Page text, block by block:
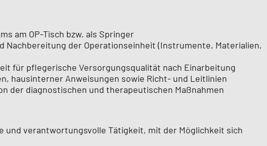
am OP-Tisch bzw. als Springer
Nachbereitung der Operationseinheit (Instrumente, Materialien,
für pflegerische Versorgungsqualität nach Einarbeitung
hausinterner Anweisungen sowie Richt- und Leitlinien
der diagnostischen und therapeutischen Maßnahmen
und verantwortungsvolle Tätigkeit, mit der Möglichkeit sich